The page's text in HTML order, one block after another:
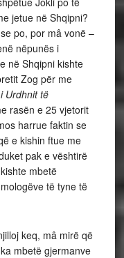
jetue në Shqipni?
po, por mâ vonë –
nëpunës i
në Shqipni kishte
Zog për me
Urdhnit të
rasën e 25 vjetorit
harrue faktin se
e kishin ftue me
pak e vështirë
mbetë
të tyne të
keq, mâ mirë që
mbetë gjermanve